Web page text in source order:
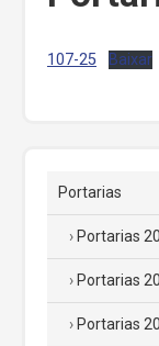
107-25 Baixar
Portarias
Portarias
Portarias
Portarias